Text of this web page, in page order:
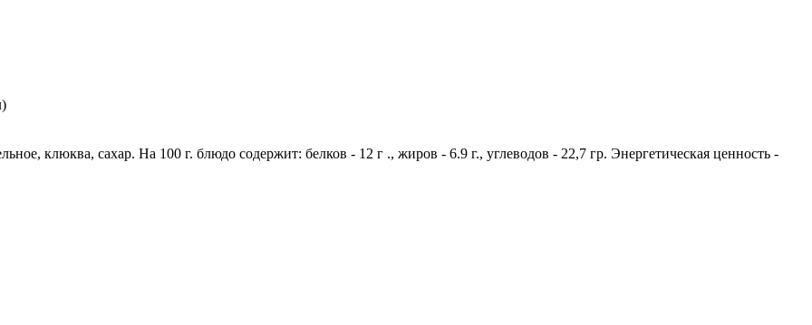
клюква, сахар. На 100 г. блюдо содержит: белков - 12 г ., жиров - 6.9 г., углеводов - 22,7 гр. Энергетическая ценность -